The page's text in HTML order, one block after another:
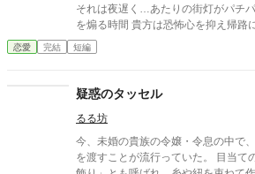
それは夜遅く…あたりの街灯がパチ
を煽る時間 貴方は恐怖心を抑え帰路
恋愛 完結 短編
疑惑のタッセル
るる坊
今、未婚の貴族の令嬢・令息の中で
を渡すことが流行っていた。 目当ての相手に渡すタッセル。「房